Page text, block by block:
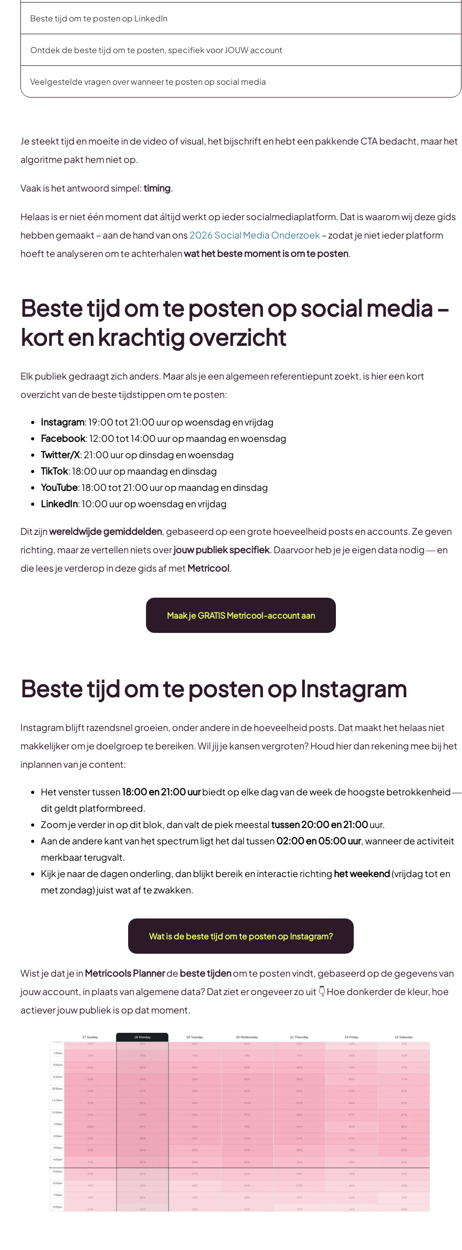
Beste tijd om te posten op LinkedIn
Ontdek de beste tijd om te posten, specifiek voor JOUW account
Veelgestelde vragen over wanneer te posten op social media
Je steekt tijd en moeite in de video of visual, het bijschrift en hebt een pakkende CTA bedacht, maar het
algoritme pakt hem niet op.
Vaak is het antwoord simpel:timing.
Helaas is er niet één moment dat áltijd werkt op ieder socialmediaplatform. Dat is waarom wij deze gids
hebben gemaakt – aan de hand van ons2026 Social Media Onderzoek – zodat je niet ieder platform
hoeft te analyseren om te achterhalenwat het beste moment is om te posten.
Beste tijd om te posten op social media –
kort en krachtig overzicht
Elk publiek gedraagt ​​zich anders. Maar als je een algemeen referentiepunt zoekt, is hier een kort
overzicht van de beste tijdstippen om te posten:
Instagram: 19:00 tot 21:00 uur op woensdag en vrijdag
Facebook: 12:00 tot 14:00 uur op maandag en woensdag
Twitter/X: 21:00 uur op dinsdag en woensdag
TikTok: 18:00 uur op maandag en dinsdag
YouTube: 18:00 tot 21:00 uur op maandag en dinsdag
LinkedIn: 10:00 uur op woensdag en vrijdag
Dit zijnwereldwijdegemiddelden, gebaseerd op een grote hoeveelheid posts en accounts. Ze geven
richting, maar ze vertellen niets overjouw publiek specifiek. Daarvoor heb je je eigen data nodig — en
die lees je verderop in deze gids af met Metricool.
Maak je GRATIS Metricool-account aan
Beste tijd om te posten op Instagram
Instagram blijft razendsnel groeien, onder andere in de hoeveelheid posts. Dat maakt het helaas niet
makkelijker om je doelgroep te bereiken. Wil jij je kansen vergroten? Houd hier dan rekening mee bij het
inplannen van je content:
Het venster tussen18:00 en 21:00 uurbiedt op elke dag van de week de hoogste betrokkenheid —
dit geldt platformbreed.
Zoom je verder in op dit blok, dan valt de piek meestaltussen 20:00 en 21:00uur.
Aan de andere kant van het spectrum ligt het dal tussen02:00 en 05:00 uur, wanneer de activiteit
merkbaar terugvalt.
Kijk je naar de dagen onderling, dan blijkt bereik en interactie richting het weekend(vrijdag tot en
met zondag) juist wat af te zwakken.
Wat is de beste tijd om te posten op Instagram?
Wist je dat je inMetricools Plannerde beste tijdenom te posten vindt, gebaseerd op de gegevens van
jouw account, in plaats van algemene data? Dat ziet er ongeveer zo uit 👇 Hoe donkerder de kleur, hoe
actiever jouw publiek is op dat moment.